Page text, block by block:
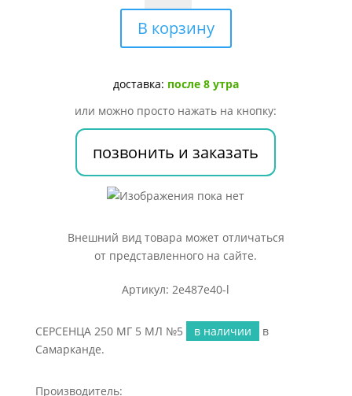
СЕРСЕНЦА
250
МГ
МЛ
В корзину
доставка: после 8 утра
или можно просто нажать на кнопку:
позвонить и заказать
Внешний вид товара может отличаться
от представленного на сайте.
Артикул: 2e487e40-l
СЕРСЕНЦА 250 МГ 5 МЛ №5 в наличии
в
Самарканде.
Производитель: